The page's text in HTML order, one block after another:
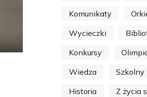
Komunikaty
Wycieczki
Konkursy
Wiedza
Szkolny
Historia
Z życia